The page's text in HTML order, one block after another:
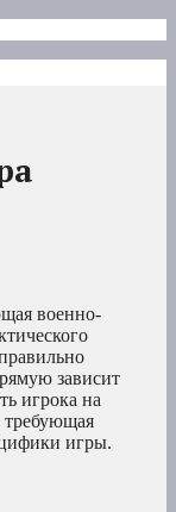
военно-
зависит
игрока на
требующая
игры.